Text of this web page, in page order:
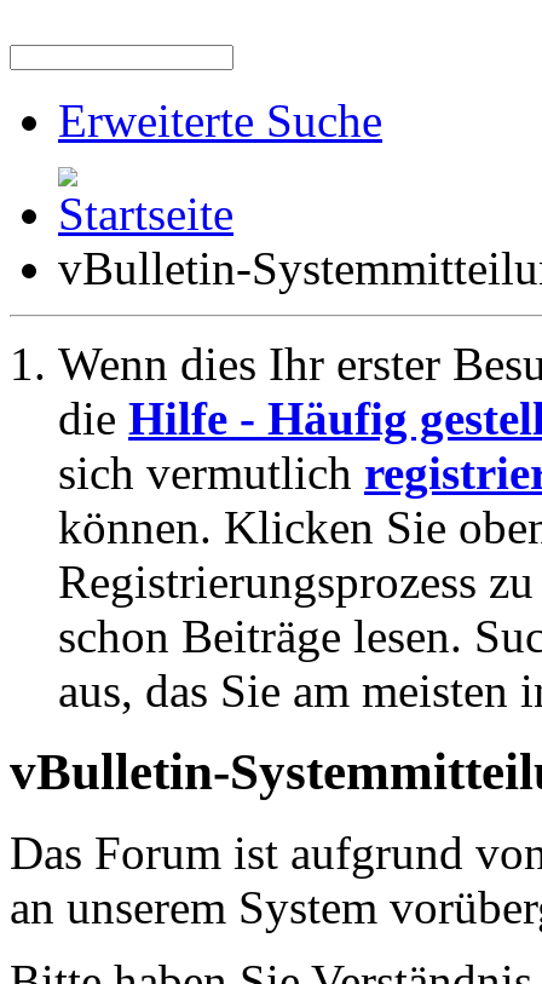
Erweiterte Suche
vBulletin-
Wenn dies Ihr erster
die Hilfe - Häufig
sich vermutlich
können. Klicken Sie
Registrierungsprozess
schon Beiträge lesen.
aus, das Sie am meisten
vBulletin-
Das Forum ist aufgrund
an unserem System